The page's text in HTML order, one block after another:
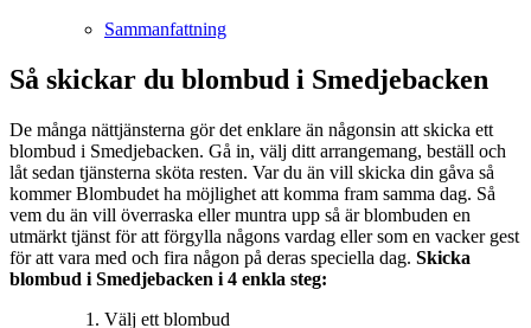
Sammanfattning
Så skickar du blombud i Smedjebacken
De många nättjänsterna gör det enklare än någonsin att skicka ett
blombud i Smedjebacken. Gå in, välj ditt arrangemang, beställ och
låt sedan tjänsterna sköta resten. Var du än vill skicka din gåva så
kommer Blombudet ha möjlighet att komma fram samma dag. Så
vem du än vill överraska eller muntra upp så är blombuden en
utmärkt tjänst för att förgylla någons vardag eller som en vacker gest
för att vara med och fira någon på deras speciella dag. Skicka
blombud i Smedjebacken i 4 enkla steg:
Välj ett blombud